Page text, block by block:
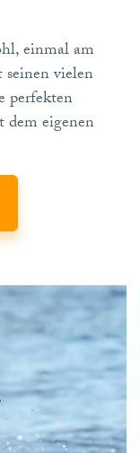
einmal am
vielen
perfekten
dem eigenen